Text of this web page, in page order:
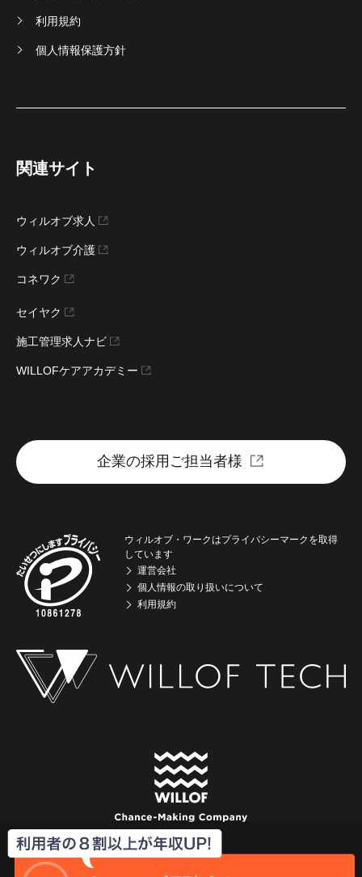
利用規約
個人情報保護方針
関連サイト
ウィルオブ求人
ウィルオブ介護
コネワク
セイヤク
施工管理求人ナビ
WILLOFケアアカデミー
企業の採用ご担当者様
ウィルオブ・ワークはプライバシーマークを取得
しています
運営会社
個人情報の取り扱いについて
利用規約